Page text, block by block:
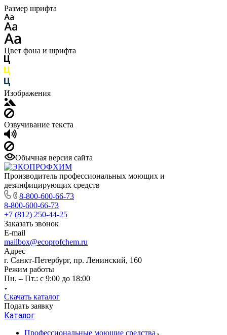
Размер шрифта
Цвет фона и шрифта
Изображения
Озвучивание текста
Обычная версия сайта
Производитель профессиональных моющих и
дезинфицирующих средств
8-800-600-66-73
8-800-600-66-73
+7 (812) 250-44-25
Заказать звонок
E-mail
mailbox@ecoprofchem.ru
Адрес
г. Санкт-Петербург, пр. Ленинский, 160
Режим работы
Пн. – Пт.: с 9:00 до 18:00
Скачать каталог
Подать заявку
Каталог
Профессиональные моющие средства